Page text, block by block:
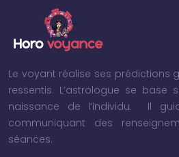
Le voyant réalise ses prédictions
ressentis. L’astrologue se base
naissance de l’individu. Il
communiquant des
séances.